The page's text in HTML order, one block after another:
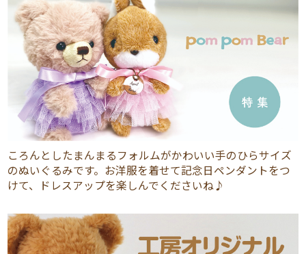
ころんとしたまんまるフォルムがかわいい手のひらサイズ
のぬいぐるみです。お洋服を着せて記念日ペンダントをつ
けて、ドレスアップを楽しんでくださいね♪